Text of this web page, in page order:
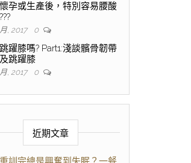
孕或生產後，特別容易腰酸
, 2017 0
躍膝嗎? Part1:淺談髕骨韌帶
跳躍膝
, 2017 0
近期文章